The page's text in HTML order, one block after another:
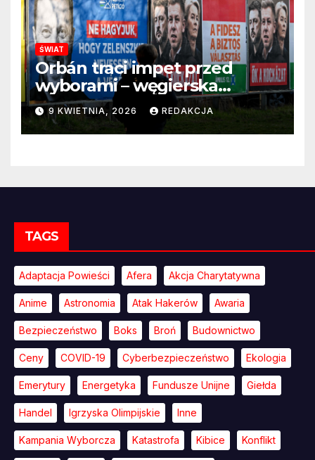
ŚWIAT
Orbán traci impet przed
wyborami – węgierska
propaganda przestaje
przekonywać
9 KWIETNIA, 2026 REDAKCJA
TAGS
Adaptacja Powieści Afera Akcja Charytatywna
Anime Astronomia Atak Hakerów Awaria
Bezpieczeństwo Boks Broń Budownictwo
Ceny COVID-19 Cyberbezpieczeństwo Ekologia
Emerytury Energetyka Fundusze Unijne Giełda
Handel Igrzyska Olimpijskie Inne
Kampania Wyborcza Katastrofa Kibice Konflikt